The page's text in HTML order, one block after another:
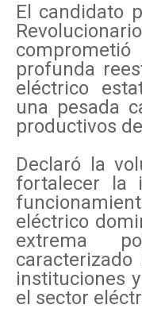
El candidato
profunda
eléctrico
una pesada
productivos
Declaró la
fortalecer la
eléctrico
extrema
instituciones
el sector